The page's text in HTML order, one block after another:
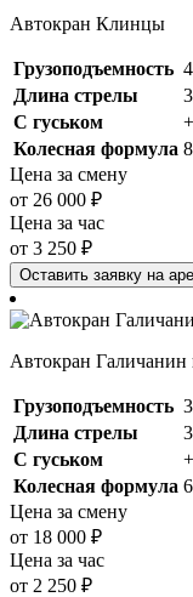
Автокран Клинцы
Грузоподъемность
Длина стрелы
С гуськом
Колесная формула
Цена за смену
от 26 000 ₽
Цена за час
от 3 250 ₽
Оставить заявку на
Автокран
Грузоподъемность
Длина стрелы
С гуськом
Колесная формула
Цена за смену
от 18 000 ₽
Цена за час
от 2 250 ₽